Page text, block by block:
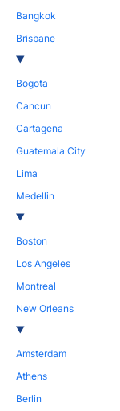
Bangkok
Brisbane
Bogota
Cancun
Cartagena
Guatemala City
Lima
Medellin
Boston
Los Angeles
Montreal
New Orleans
Amsterdam
Athens
Berlin